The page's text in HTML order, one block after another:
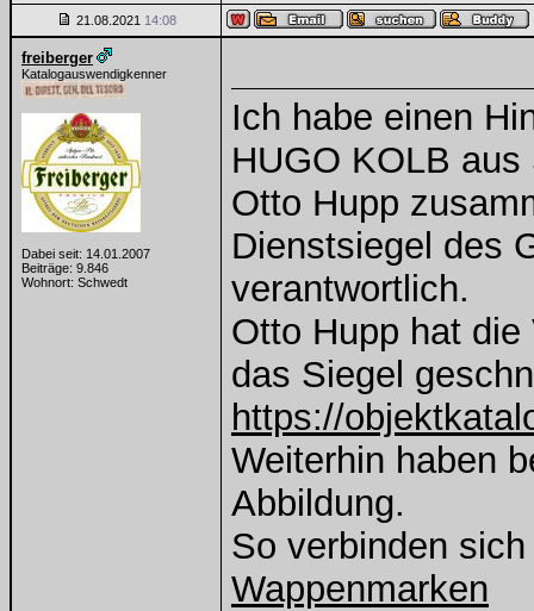
21.08.2021 14:08
freiberger
Katalogauswendigkenner
Dabei seit: 14.01.2007
Beiträge: 9.846
Wohnort: Schwedt
Ich habe einen
HUGO KOLB
Otto Hupp
Dienstsiegel des
verantwortlich.
Otto Hupp hat
das Siegel
https://
Weiterhin haben
Abbildung.
So verbinden
Wappenmarken